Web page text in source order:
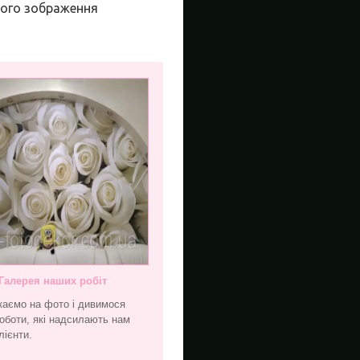
зображення
наших робіт
на фото і дивимося
які надсилають нам